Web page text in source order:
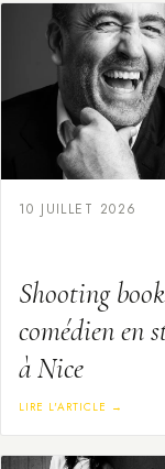
10 JUILLET 2026
Shooting book
comédien en
à Nice
LIRE L'ARTICLE →